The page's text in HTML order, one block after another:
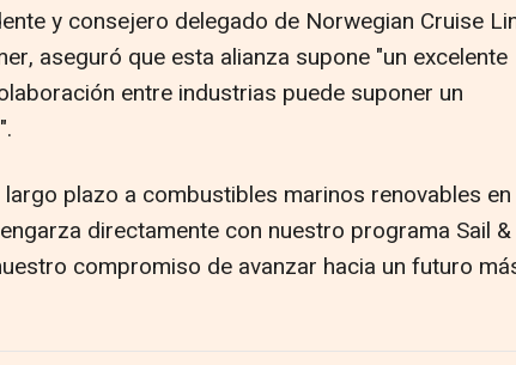
y consejero delegado de Norwegian Cruise
aseguró que esta alianza supone "un excelente
entre industrias puede suponer un
plazo a combustibles marinos renovables en
directamente con nuestro programa Sail &
compromiso de avanzar hacia un futuro